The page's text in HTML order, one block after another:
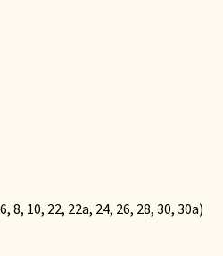
10, 22, 22а, 24, 26, 28, 30, 30а)